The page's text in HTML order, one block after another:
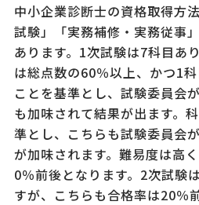
中小企業診断士の資格取得方
試験」「実務補修・実務従事
あります。1次試験は7科目あ
は総点数の60％以上、かつ1
ことを基準とし、試験委員会
も加味されて結果が出ます。
準とし、こちらも試験委員会
が加味されます。難易度は高
0％前後となります。2次試験
すが、こちらも合格率は20％